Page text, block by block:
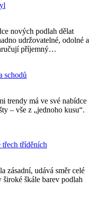
nových podlah dělat
udržovatelné, odolné a
příjemný…
schodů
trendy má ve své nabídce
– vše z „jednoho kusu“.
tříděních
zásadní, udává směr celé
škále barev podlah